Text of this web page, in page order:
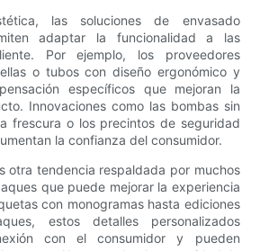
las soluciones de envasado
adaptar la funcionalidad a las
Por ejemplo, los proveedores
o tubos con diseño ergonómico y
específicos que mejoran la
Innovaciones como las bombas sin
frescura o los precintos de seguridad
la confianza del consumidor.
otra tendencia respaldada por muchos
que puede mejorar la experiencia
con monogramas hasta ediciones
estos detalles personalizados
con el consumidor y pueden